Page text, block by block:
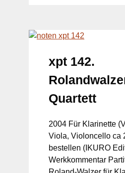
xpt 142.
Quartett
2004 Für Klarinette
Viola, Violoncello ca
bestellen (IKURO
Werkkommentar